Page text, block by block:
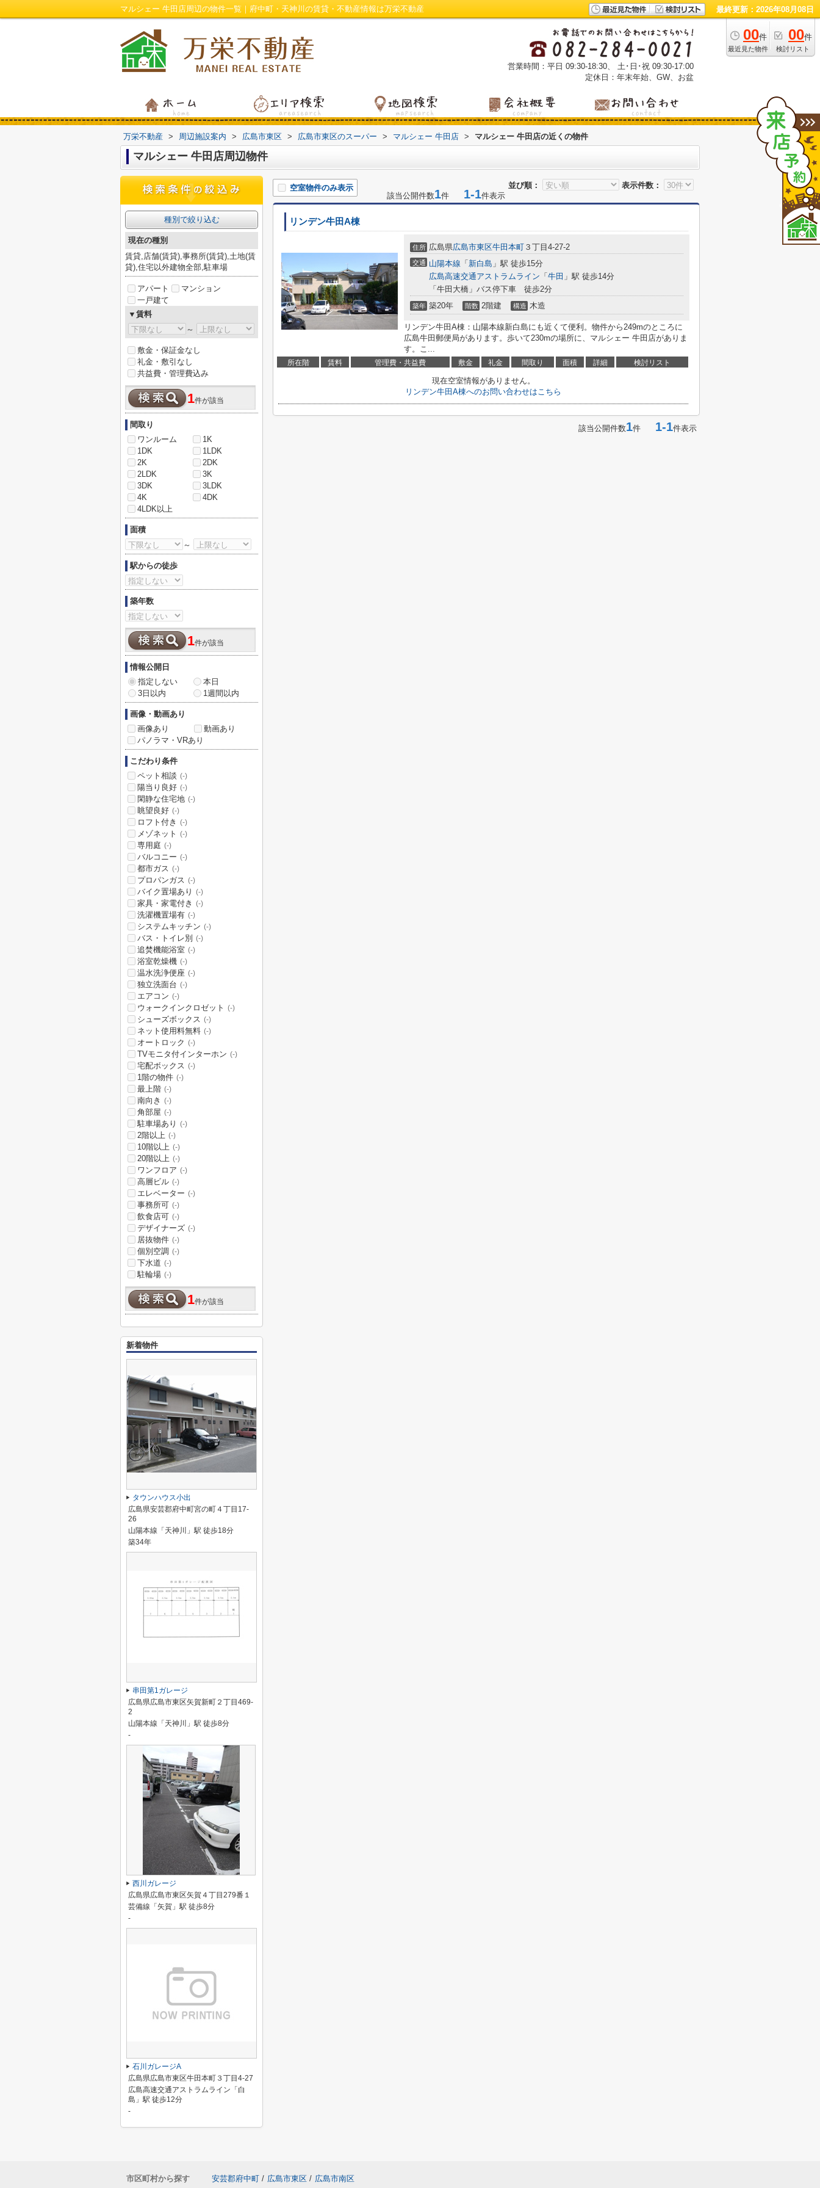
マルシェー 牛田店周辺の物件一覧｜府中町・天神川の賃貸・不動産情報は万栄不動産 最終更新：2026年08月08日
00件
最近見た物件
00件
検討リスト
営業時間：平日 09:30-18:30、 土･日･祝 09:30-17:00
定休日：年末年始、GW、お盆
万栄不動産 > 周辺施設案内 > 広島市東区 > 広島市東区のスーパー > マルシェー 牛田店 > マルシェー 牛田店の近くの物件
マルシェー 牛田店周辺物件
並び順： 表示件数：
空室物件のみ表示
該当公開件数1件 1-1件表示
リンデン牛田A棟
住所 広島県広島市東区牛田本町 ３丁目4-27-2
交通 山陽本線 「 新白島 」駅 徒歩15分
広島高速交通アストラムライン 「 牛田 」駅 徒歩14分
「牛田大橋」バス停下車 徒歩2分
築年 築20年 階数 2階建 構造 木造
リンデン牛田A棟：山陽本線新白島にも近くて便利。物件から249mのところに
広島牛田郵便局があります。歩いて230mの場所に、マルシェー 牛田店がありま
す。こ...
所在階 賃料 管理費・共益費 敷金 礼金 間取り 面積 詳細 検討リスト
現在空室情報がありません。
リンデン牛田A棟へのお問い合わせはこちら
該当公開件数1件 1-1件表示
種別で絞り込む
現在の種別
賃貸,店舗(賃貸),事務所(賃貸),土地(賃
貸),住宅以外建物全部,駐車場
アパート
マンション
一戸建て
▼賃料
～
敷金・保証金なし
礼金・敷引なし
共益費・管理費込み
1件が該当
間取り
ワンルーム
1K
1DK
1LDK
2K
2DK
2LDK
3K
3DK
3LDK
4K
4DK
4LDK以上
面積
～
駅からの徒歩
築年数
1件が該当
情報公開日
指定しない
本日
3日以内
1週間以内
画像・動画あり
画像あり
動画あり
パノラマ・VRあり
こだわり条件
ペット相談 (-)
陽当り良好 (-)
閑静な住宅地 (-)
眺望良好 (-)
ロフト付き (-)
メゾネット (-)
専用庭 (-)
バルコニー (-)
都市ガス (-)
プロパンガス (-)
バイク置場あり (-)
家具・家電付き (-)
洗濯機置場有 (-)
システムキッチン (-)
バス・トイレ別 (-)
追焚機能浴室 (-)
浴室乾燥機 (-)
温水洗浄便座 (-)
独立洗面台 (-)
エアコン (-)
ウォークインクロゼット (-)
シューズボックス (-)
ネット使用料無料 (-)
オートロック (-)
TVモニタ付インターホン (-)
宅配ボックス (-)
1階の物件 (-)
最上階 (-)
南向き (-)
角部屋 (-)
駐車場あり (-)
2階以上 (-)
10階以上 (-)
20階以上 (-)
ワンフロア (-)
高層ビル (-)
エレベーター (-)
事務所可 (-)
飲食店可 (-)
デザイナーズ (-)
居抜物件 (-)
個別空調 (-)
下水道 (-)
駐輪場 (-)
1件が該当
新着物件
タウンハウス小出
広島県安芸郡府中町宮の町４丁目17-
26
山陽本線「天神川」駅 徒歩18分
築34年
串田第1ガレージ
広島県広島市東区矢賀新町２丁目469-
2
山陽本線「天神川」駅 徒歩8分
-
西川ガレージ
広島県広島市東区矢賀４丁目279番１
芸備線「矢賀」駅 徒歩8分
-
石川ガレージA
広島県広島市東区牛田本町３丁目4-27
広島高速交通アストラムライン「白
島」駅 徒歩12分
-
市区町村から探す 安芸郡府中町 / 広島市東区 / 広島市南区